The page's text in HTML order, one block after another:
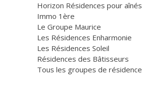
Horizon Résidences pour aînés
Immo 1ère
Le Groupe Maurice
Les Résidences Enharmonie
Les Résidences Soleil
Résidences des Bâtisseurs
Tous les groupes de résidence